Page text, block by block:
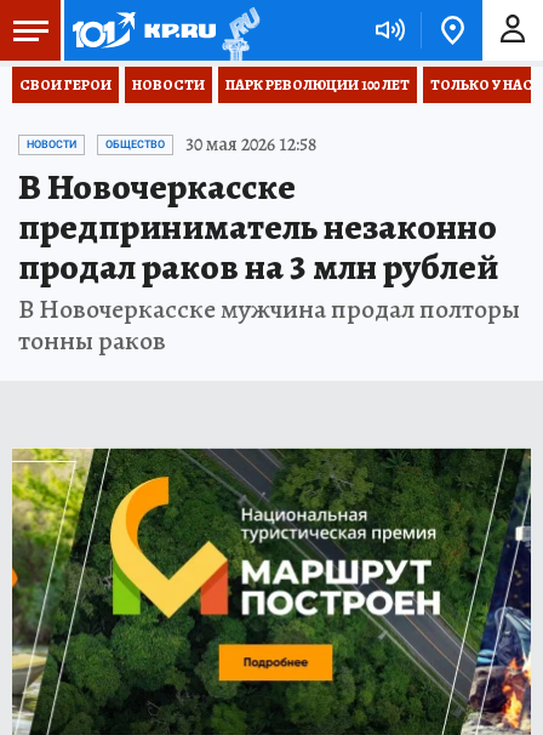
СВОИ ГЕРОИ НОВОСТИ ПАРК РЕВОЛЮЦИИ 100 ЛЕТ ТОЛЬКО У НАС
НОВОСТИ ОБЩЕСТВО 30 мая 2026 12:58
В Новочеркасске
предприниматель незаконно
продал раков на 3 млн рублей
В Новочеркасске мужчина продал полторы
тонны раков